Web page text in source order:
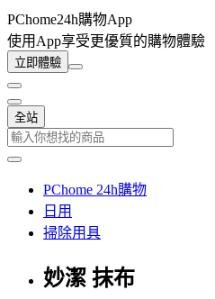
PChome24h購物App
使用App享受更優質的購物體驗
立即體驗
全站
PChome 24h購物
日用
掃除用具
妙潔 抹布